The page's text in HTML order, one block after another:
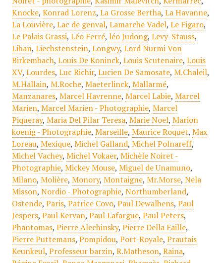
Knocke, Konrad Lorenz, La Grosse Bertha, La Havanne,
La Louvière, Lac de genval, Lamarche Vadel, Le Figaro,
Le Palais Grassi, Léo Ferré, léo Judong, Levy-Stauss,
Liban, Liechstenstein, Longwy, Lord Nurmi Von
Birkembach, Louis De Koninck, Louis Scutenaire, Louis
XV, Lourdes, Luc Richir, Lucien De Samosate, M.Chaleil,
M.Hallain, M.Roche, Maeterlinck, Mallarmé,
Manzanares, Marcel Havrenne, Marcel Labie, Marcel
Marien, Marcel Marien - Photographie, Marcel
Piqueray, Maria Del Pilar Teresa, Marie Noel, Marion
koenig - Photographie, Marseille, Maurice Roquet, Max
Loreau, Mexique, Michel Galland, Michel Polnareff,
Michel Vachey, Michel Vokaer, Michèle Noiret -
Photographie, Mickey Mouse, Miguel de Unamuno,
Milano, Molière, Monory, Montaigne, Mr.Morse, Nela
Misson, Nordio - Photographie, Northumberland,
Ostende, Paris, Patrice Covo, Paul Dewalhens, Paul
Jespers, Paul Kervan, Paul Lafargue, Paul Peters,
Phantomas, Pierre Alechinsky, Pierre Della Faille,
Pierre Puttemans, Pompidou, Port-Royale, Prautais
Keunkeul, Professeur barzin, R.Matheson, Raina,